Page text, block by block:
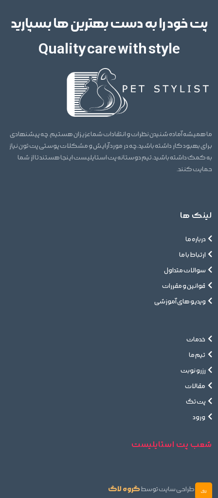
رطوبت 81.5%
میزان مصرف:
قوطی 85 گرمی در دو وعده توصیه می‌شود. همیشه آب
تازه در دسترس پت قرار دهید.
پت خود را به دست بهترین ها بسپارید
Quality care with style
ما همیشه آماده شنیدن نظرات و انتقادات شما عزیزان هستیم. چه پیشنهادی
برای بهبود کار داشته باشید، چه در مورد آرایش و مشکلات پوستی پت تون نیاز
به کمک داشته باشید، تیم دوستانه پت استایلیست اینجا هستند تا از شما
حمایت کنند.
لینک ها
درباره ما
ارتباط با ما
سوالات متداول
قوانین و مقررات
ویدیو های آموزشی
خدمات
تیم ما
رزرو نوبت
مقالات
پت تگ
ورود
شعب پت استایلیست
طراحی سایت توسطگروه لاگ